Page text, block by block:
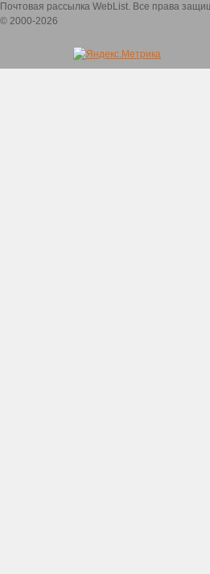
Почтовая рассылка WebList. Все права
© 2000-2026